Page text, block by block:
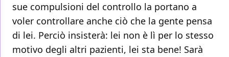
sue compulsioni del controllo la portano a
voler controllare anche ciò che la gente pensa
di lei. Perciò insisterà: lei non è lì per lo stesso
motivo degli altri pazienti, lei sta bene! Sarà